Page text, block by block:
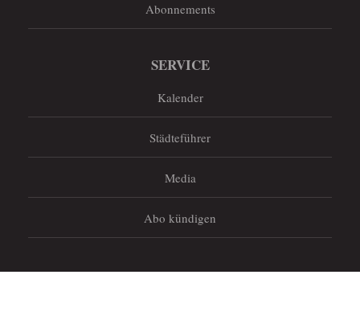
Abonnements
SERVICE
Kalender
Städteführer
Media
Abo kündigen